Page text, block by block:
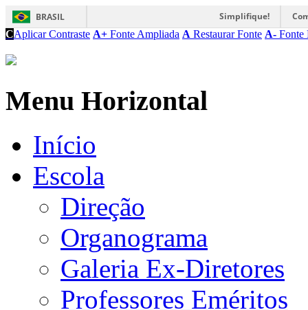
BRASIL Simplifique!
CAplicar Contraste A+ Fonte Ampliada A Restaurar Fonte A- Fonte
Menu Horizontal
Início
Escola
Direção
Organograma
Galeria Ex-Diretores
Professores Eméritos